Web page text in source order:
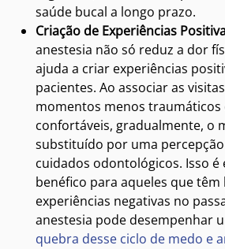
saúde bucal a longo prazo.
Criação de Experiências
anestesia não só reduz a dor
ajuda a criar experiências
pacientes. Ao associar as
momentos menos traumáticos
confortáveis, gradualmente, o
substituído por uma
cuidados odontológicos. Isso é
benéfico para aqueles que
experiências negativas no
anestesia pode desempenhar
quebra desse ciclo de medo e